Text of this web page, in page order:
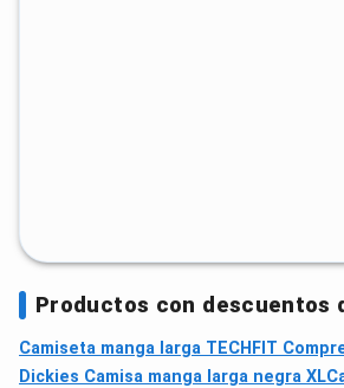
Productos con descuentos
Camiseta manga larga TECHFIT
Dickies Camisa manga larga negra XL